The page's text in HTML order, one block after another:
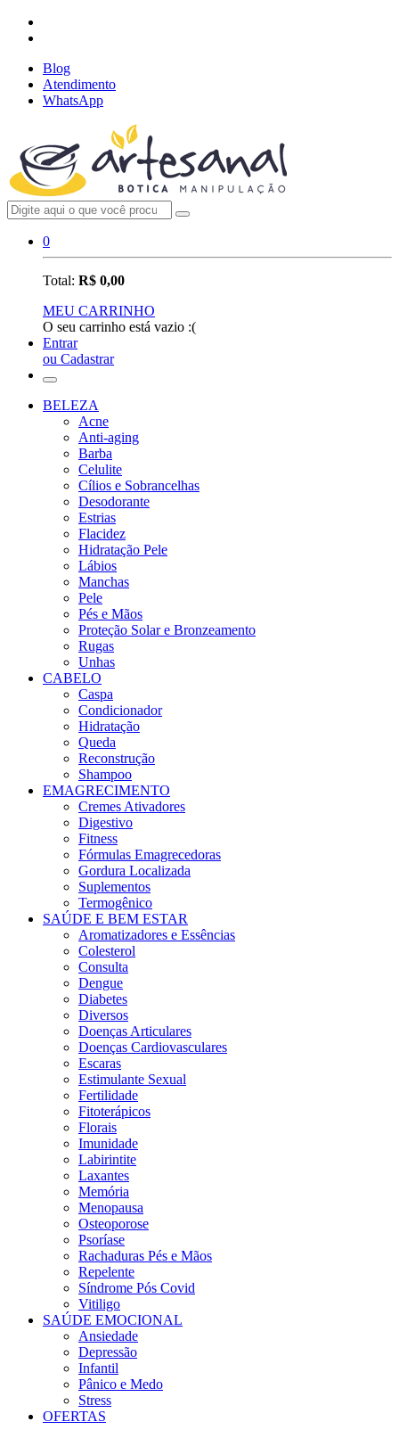
Blog
Atendimento
WhatsApp
0
Total: R$ 0,00
MEU CARRINHO
O seu carrinho está vazio :(
Entrar
ou Cadastrar
BELEZA
Acne
Anti-aging
Barba
Celulite
Cílios e Sobrancelhas
Desodorante
Estrias
Flacidez
Hidratação Pele
Lábios
Manchas
Pele
Pés e Mãos
Proteção Solar e Bronzeamento
Rugas
Unhas
CABELO
Caspa
Condicionador
Hidratação
Queda
Reconstrução
Shampoo
EMAGRECIMENTO
Cremes Ativadores
Digestivo
Fitness
Fórmulas Emagrecedoras
Gordura Localizada
Suplementos
Termogênico
SAÚDE E BEM ESTAR
Aromatizadores e Essências
Colesterol
Consulta
Dengue
Diabetes
Diversos
Doenças Articulares
Doenças Cardiovasculares
Escaras
Estimulante Sexual
Fertilidade
Fitoterápicos
Florais
Imunidade
Labirintite
Laxantes
Memória
Menopausa
Osteoporose
Psoríase
Rachaduras Pés e Mãos
Repelente
Síndrome Pós Covid
Vitiligo
SAÚDE EMOCIONAL
Ansiedade
Depressão
Infantil
Pânico e Medo
Stress
OFERTAS